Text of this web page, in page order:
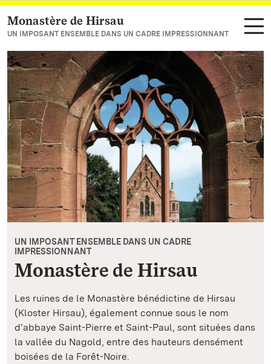
Vers la page d’accueil
Monastère de Hirsau
UN IMPOSANT ENSEMBLE DANS UN CADRE IMPRESSIONNANT
UN IMPOSANT ENSEMBLE DANS UN CADRE
IMPRESSIONNANT
Monastère de Hirsau
Les ruines de le Monastère bénédictine de Hirsau
(Kloster Hirsau), également connue sous le nom
d’abbaye Saint-Pierre et Saint-Paul, sont situées dans
la vallée du Nagold, entre des hauteurs densément
boisées de la Forêt-Noire.